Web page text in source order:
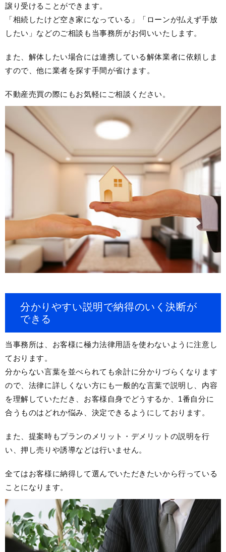
譲り受けることができます。
「相続したけど空き家になっている」「ローンが払えず手放
したい」などのご相談も当事務所がお伺いいたします。
また、解体したい場合には連携している解体業者に依頼しま
すので、他に業者を探す手間が省けます。
不動産売買の際にもお気軽にご相談ください。
分かりやすい説明で納得のいく決断が
できる
当事務所は、お客様に極力法律用語を使わないように注意し
ております。
分からない言葉を並べられても余計に分かりづらくなります
ので、法律に詳しくない方にも一般的な言葉で説明し、内容
を理解していただき、お客様自身でどうするか、1番自分に
合うものはどれか悩み、決定できるようにしております。
また、提案時もプランのメリット・デメリットの説明を行
い、押し売りや誘導などは行いません。
全てはお客様に納得して選んでいただきたいから行っている
ことになります。